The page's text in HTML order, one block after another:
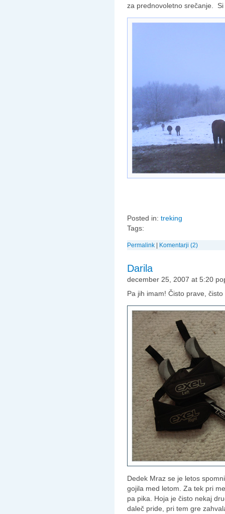
za prednovoletno srečanje.
Posted in: treking
Tags:
Permalink Komentarji (2)
Darila
december 25, 2007 at 5:20
Pa jih imam! Čisto prave,
Dedek Mraz se je letos
gojila med letom. Za tek pri
pa pika. Hoja je čisto nekaj
daleč pride, pri tem gre